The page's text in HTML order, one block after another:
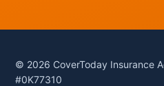
© 2026 CoverToday Insurance
#0K77310